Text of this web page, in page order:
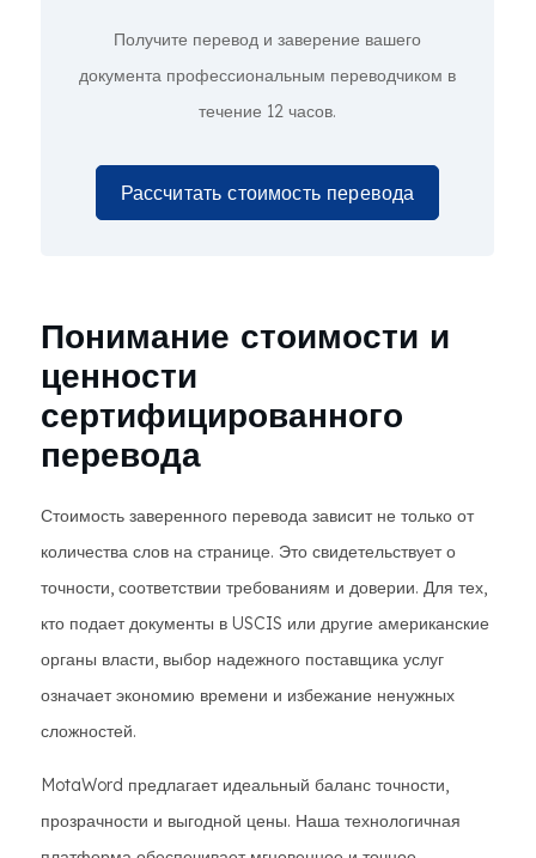
Получите перевод и заверение вашего
документа профессиональным переводчиком в
течение 12 часов.
Рассчитать стоимость перевода
Понимание стоимости и
ценности
сертифицированного
перевода
Стоимость заверенного перевода зависит не только от
количества слов на странице. Это свидетельствует о
точности, соответствии требованиям и доверии. Для тех,
кто подает документы в USCIS или другие американские
органы власти, выбор надежного поставщика услуг
означает экономию времени и избежание ненужных
сложностей.
MotaWord предлагает идеальный баланс точности,
прозрачности и выгодной цены. Наша технологичная